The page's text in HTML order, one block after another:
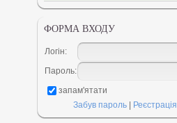
ФОРМА ВХОДУ
Логін:
Пароль:
запам'ятати
Забув пароль| Реєстрація